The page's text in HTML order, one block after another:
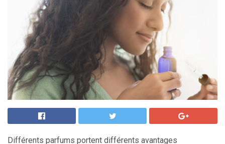
Différents parfums portent différents avantages